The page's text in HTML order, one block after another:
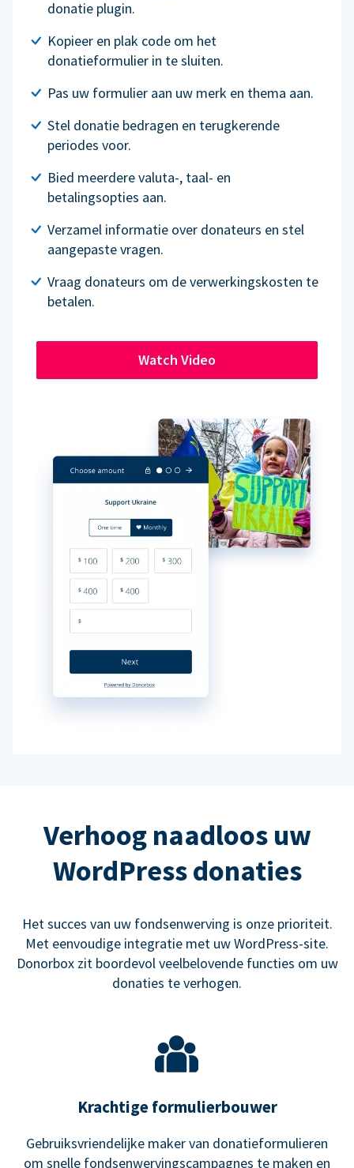
donatie plugin.
Kopieer en plak code om het
donatieformulier in te sluiten.
Pas uw formulier aan uw merk en thema aan.
Stel donatie bedragen en terugkerende
periodes voor.
Bied meerdere valuta-, taal- en
betalingsopties aan.
Verzamel informatie over donateurs en stel
aangepaste vragen.
Vraag donateurs om de verwerkingskosten te
betalen.
Watch Video
Verhoog naadloos uw
WordPress donaties
Het succes van uw fondsenwerving is onze prioriteit.
Met eenvoudige integratie met uw WordPress-site.
Donorbox zit boordevol veelbelovende functies om uw
donaties te verhogen.
Krachtige formulierbouwer
Gebruiksvriendelijke maker van donatieformulieren
om snelle fondsenwervingscampagnes te maken en